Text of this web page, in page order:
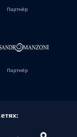
Партнёр
Партнёр